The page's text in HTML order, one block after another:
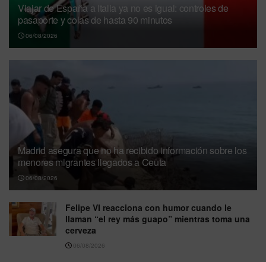
Viajar de España a Italia ya no es igual: controles de
pasaporte y colas de hasta 90 minutos
06/08/2026
Madrid asegura que no ha recibido información sobre los
menores migrantes llegados a Ceuta
06/08/2026
Felipe VI reacciona con humor cuando le
llaman “el rey más guapo” mientras toma una
cerveza
06/08/2026